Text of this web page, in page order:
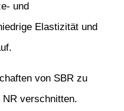
und
Elastizität und
von SBR zu
verschnitten.